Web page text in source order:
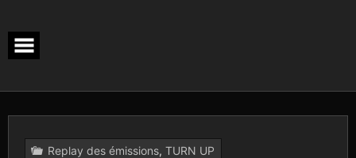
content
Replay des émissions, TURN UP